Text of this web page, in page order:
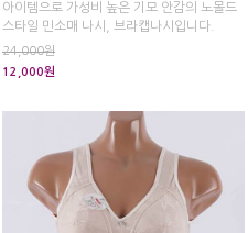
아이템으로 가성비 높은 기모 안감의 노몰드
스타일 민소매 나시, 브라캡나시입니다.
24,000원
12,000원